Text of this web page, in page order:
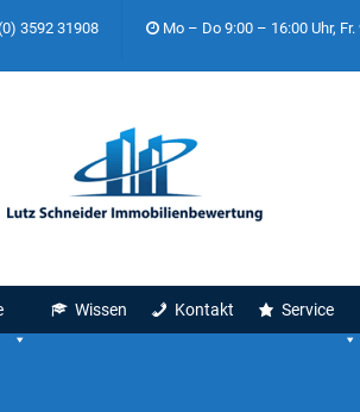
3592 31908 Mo – Do 9:00 – 16:00 Uhr,
Wissen Kontakt Service